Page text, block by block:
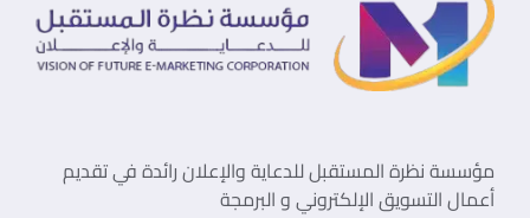
مؤسسة نظرة المستقبل للدعاية والإعلان رائدة في تقديم
أعمال التسويق الإلكتروني و البرمجة